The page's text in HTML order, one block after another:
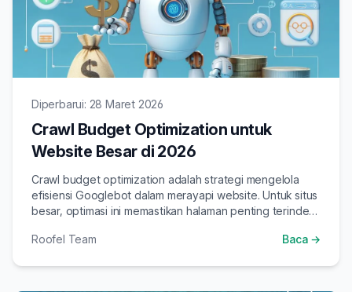
Diperbarui: 28 Maret 2026
Crawl Budget Optimization untuk
Website Besar di 2026
Crawl budget optimization adalah strategi mengelola
efisiensi Googlebot dalam merayapi website. Untuk situs
besar, optimasi ini memastikan halaman penting terindeks
Roofel Team
Baca →